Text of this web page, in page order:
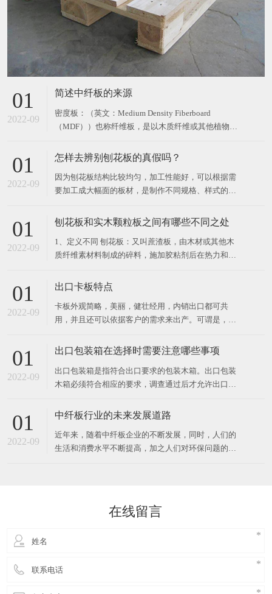
01
2022-09
简述中纤板的来源
密度板：（英文：Medium Density Fiberboard
（MDF））也称纤维板，是以木质纤维或其他植物纤
人造板材。按其密度的不同，分为高密度板、中密度
工，在国外是制作家私的一种良好材料，但
01
2022-09
怎样去辨别刨花板的真假吗？
因为刨花板结构比较均匀，加工性能好，可以根据需
要加工成大幅面的板材，是制作不同规格、样式的家
假吗？ 一、看刨花板表面装饰层 “刨花板”层，纹理
感，光泽柔和，手感细腻；同时它的抗紫外线能力，
强烈的色彩稳定
01
2022-09
刨花板和实木颗粒板之间有哪些不同之处
1、定义不同 刨花板：又叫蔗渣板，由木材或其他木
质纤维素材料制成的碎料，施加胶粘剂后在热力和压
具制造和建筑工业及火车、汽车车厢制造。 实木颗粒
维，中间夹长质木纤维，施加胶粘剂后在热力和压力
作用下胶合成
01
2022-09
出口卡板特点
卡板外观简略，美丽，健壮经用，内销出口都可共
用，并且还可以依据客户的需求来出产。可谓是，实
送包装容器，也是商品运送包装的首要容器之一。出
出口资料做出的木箱可直接出口到外地外国.因为具有
其可以因地制宜，
01
2022-09
出口包装箱在选择时需要注意哪些事项
出口包装箱是指符合出口要求的包装木箱。出口包装
木箱必须符合相应的要求，调查通过后才允许出口，
选购时应该留心哪些？ 1、出口包装箱在进行出口的
的外表必须要润滑，不能呈现划伤的情况，这样的出
口包装箱是不合格
01
2022-09
中纤板行业的未来发展道路
近年来，随着中纤板企业的不断发展，同时，人们的
生活和消费水平不断提高，加之人们对环保问题的关
纤板行业的经济发在线留言